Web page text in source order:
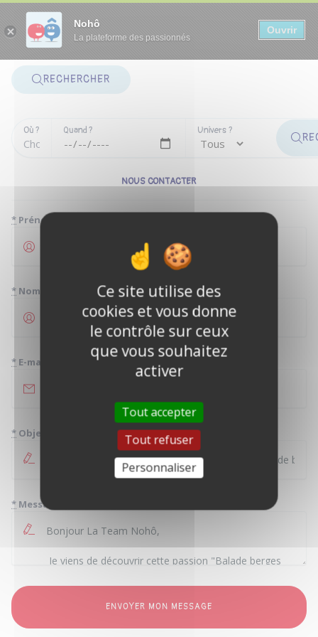
Nohô
La plateforme des passionnés
Ouvrir
RECHERCHER
Où ? Quand ? Univers ?
NOUS CONTACTER
* Prénom
* Nom
* E-mail
* Objet
* Message
ENVOYER MON MESSAGE
Panneau de gestion des cookies
Ce site utilise des
cookies et vous donne
le contrôle sur ceux
que vous souhaitez
activer
Tout accepter
Tout refuser
Personnaliser